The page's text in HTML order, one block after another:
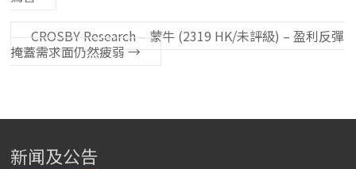
CROSBY Research – 蒙牛 (2319 HK/未評級) – 盈利反彈
掩蓋需求面仍然疲弱→
新闻及公告